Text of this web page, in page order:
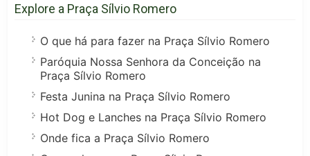
Explore a Praça Sílvio Romero
O que há para fazer na Praça Sílvio Romero
Paróquia Nossa Senhora da Conceição na
Praça Sílvio Romero
Festa Junina na Praça Sílvio Romero
Hot Dog e Lanches na Praça Sílvio Romero
Onde fica a Praça Sílvio Romero